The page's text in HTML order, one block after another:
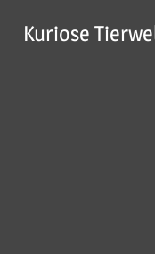
InhaltKuriose